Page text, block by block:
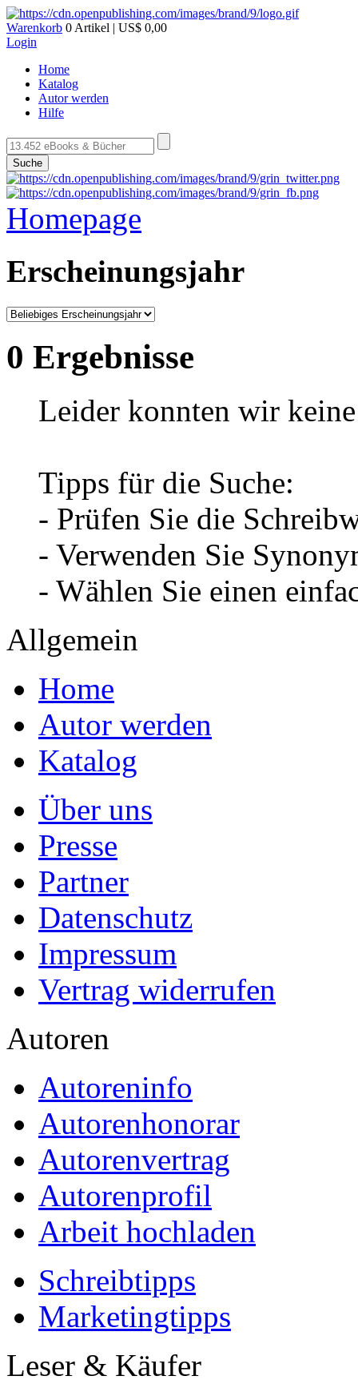
Warenkorb 0 Artikel | US$ 0,00
Login
Home
Katalog
Autor werden
Hilfe
Suche
Homepage
Erscheinungsjahr
0 Ergebnisse
Leider konnten wir
Tipps für die Suche:
- Prüfen Sie die
- Verwenden Sie
- Wählen Sie einen
Allgemein
Home
Autor werden
Katalog
Über uns
Presse
Partner
Datenschutz
Impressum
Vertrag widerrufen
Autoren
Autoreninfo
Autorenhonorar
Autorenvertrag
Autorenprofil
Arbeit hochladen
Schreibtipps
Marketingtipps
Leser & Käufer